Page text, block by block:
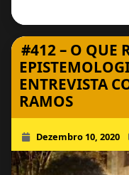
#412 – O QUE
ENTREVISTA
RAMOS
Dezembro 10, 2020